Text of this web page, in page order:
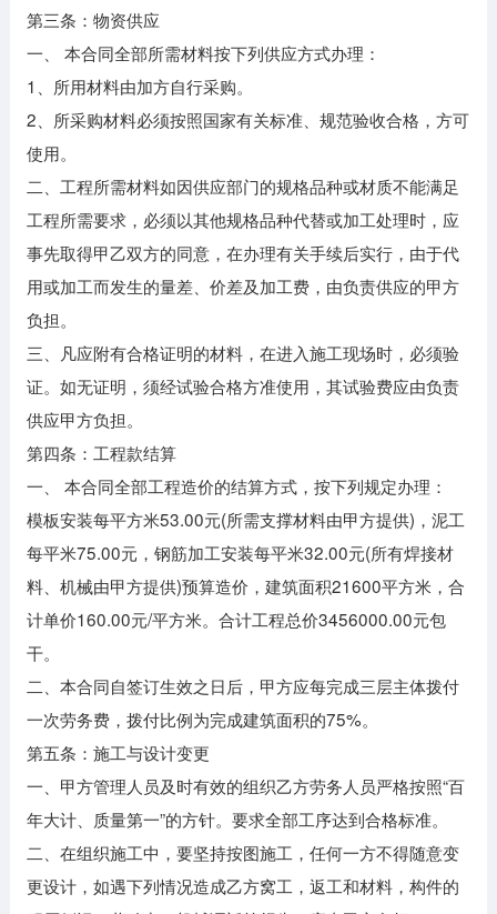
第三条：物资供应
一、 本合同全部所需材料按下列供应方式办理：
1、所用材料由加方自行采购。
2、所采购材料必须按照国家有关标准、规范验收合格，方可
使用。
二、工程所需材料如因供应部门的规格品种或材质不能满足
工程所需要求，必须以其他规格品种代替或加工处理时，应
事先取得甲乙双方的同意，在办理有关手续后实行，由于代
用或加工而发生的量差、价差及加工费，由负责供应的甲方
负担。
三、凡应附有合格证明的材料，在进入施工现场时，必须验
证。如无证明，须经试验合格方准使用，其试验费应由负责
供应甲方负担。
第四条：工程款结算
一、 本合同全部工程造价的结算方式，按下列规定办理：
模板安装每平方米53.00元(所需支撑材料由甲方提供)，泥工
每平米75.00元，钢筋加工安装每平米32.00元(所有焊接材
料、机械由甲方提供)预算造价，建筑面积21600平方米，合
计单价160.00元/平方米。合计工程总价3456000.00元包
干。
二、本合同自签订生效之日后，甲方应每完成三层主体拨付
一次劳务费，拨付比例为完成建筑面积的75%。
第五条：施工与设计变更
一、甲方管理人员及时有效的组织乙方劳务人员严格按照“百
年大计、质量第一”的方针。要求全部工序达到合格标准。
二、在组织施工中，要坚持按图施工，任何一方不得随意变
更设计，如遇下列情况造成乙方窝工，返工和材料，构件的